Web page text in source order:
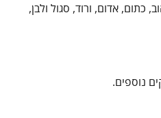
כתום, אדום, ורוד, סגול ולבן,
נוספים.